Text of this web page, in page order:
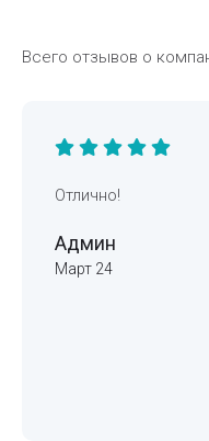
Всего отзывов о
Отлично!
Админ
Март 24